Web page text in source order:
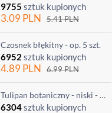
9755 sztuk kupionych
3.09PLN 5.41PLN
Czosnek błękitny - op. 5 szt.
6952 sztuk kupionych
4.89PLN 6.99PLN
Tulipan botaniczny - niski - mix kolorów - 5 szt.
6304sztuk kupionych